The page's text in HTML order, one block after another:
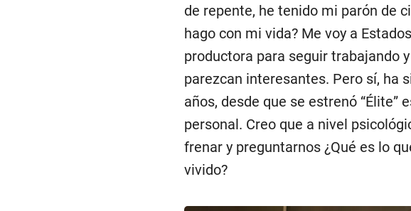
de repente, he tenido mi parón de
hago con mi vida? Me voy a
productora para seguir trabajando
parezcan interesantes. Pero sí, ha
años, desde que se estrenó “Élite”
personal. Creo que a nivel
frenar y preguntarnos ¿Qué es lo
vivido?